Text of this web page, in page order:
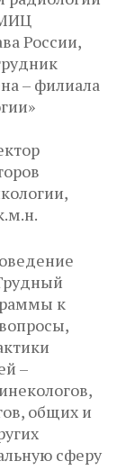
России,
– филиала
к
–
общих и
сферу